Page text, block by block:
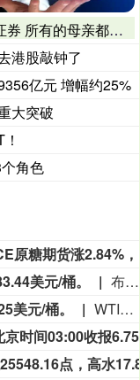
所有的母亲都是失败的
港股敲钟了
亿元 增幅约25%
大突破
角色
美元/桶。
布伦特原油日内涨5%，现报83.44美元/桶。
美元/桶。
WTI原油日内涨4%，现报78.25美元/桶。